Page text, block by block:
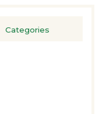
Categories